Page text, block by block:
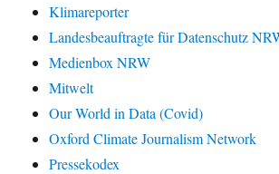
Klimareporter
Landesbeauftragte für Datenschutz
Medienbox NRW
Mitwelt
Our World in Data (Covid)
Oxford Climate Journalism Network
Pressekodex